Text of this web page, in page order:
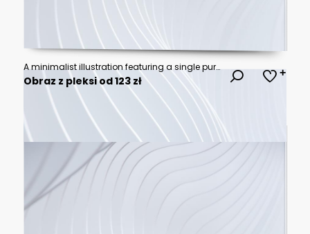
A minimalist illustration featuring a single purple wave line, perfect for adding a touch of elegance to your design.
Obraz z pleksi od 123 zł